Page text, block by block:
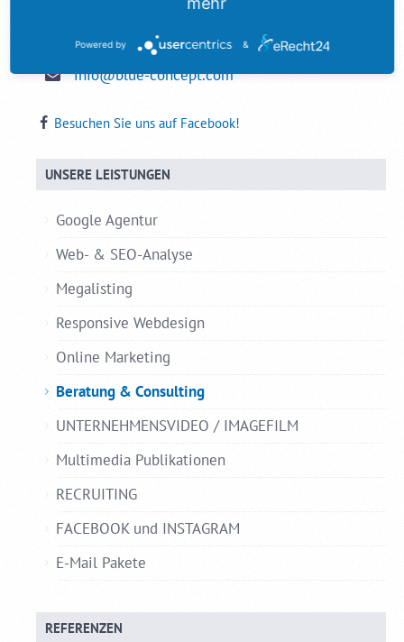
+49 (0) 391 62584-19
info@blue-concept.com
Besuchen Sie uns auf Facebook!
UNSERE LEISTUNGEN
Google Agentur
Web- & SEO-Analyse
Megalisting
Responsive Webdesign
Online Marketing
Beratung & Consulting
UNTERNEHMENSVIDEO / IMAGEFILM
Multimedia Publikationen
RECRUITING
FACEBOOK und INSTAGRAM
E-Mail Pakete
REFERENZEN
Powered by &